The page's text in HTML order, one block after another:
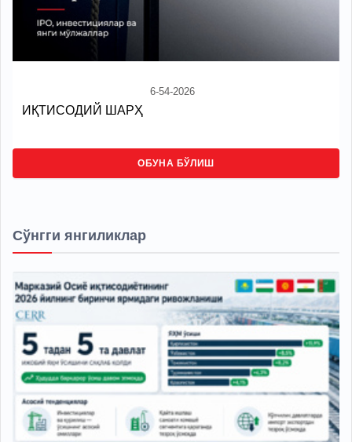
6-54-2026
ИҚТИСОДИЙ ШАРҲ
ОБУНА БЎЛИШ
Сўнгги янгиликлар